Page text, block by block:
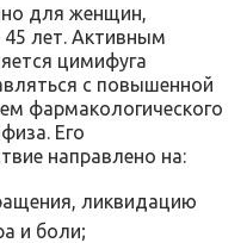
для женщин,
45 лет. Активным
цимифуга
с повышенной
фармакологического
Его
направлено на:
ликвидацию
и боли;